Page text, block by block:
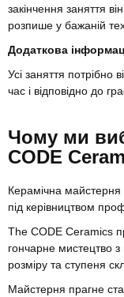
закінчення заняття
розпише у бажаній
Додаткова
Усі заняття потрібно
час і відповідно до
Чому ми
CODE
Керамічна
під керівництвом
The CODE Ceramics
гончарне мистецтво
розміру та ступеня
Майстерня прагне